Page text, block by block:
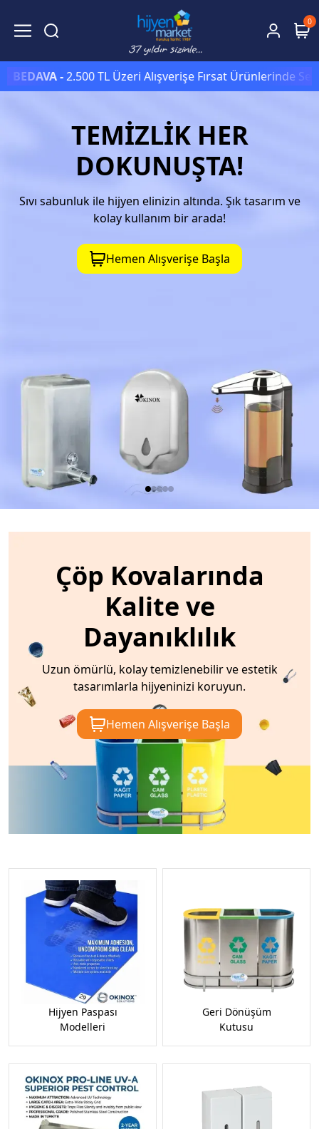
0
-2.500 TL Üzeri Alışverişe Fırsat Ürünlerinde Sepette
TEMİZLİK HER
DOKUNUŞTA!
Sıvı sabunluk ile hijyen elinizin altında. Şık tasarım ve
kolay kullanım bir arada!
Hemen Alışverişe Başla
Çöp Kovalarında
Kalite ve
Dayanıklılık
Uzun ömürlü, kolay temizlenebilir ve estetik
tasarımlarla hijyeninizi koruyun.
Hemen Alışverişe Başla
Hijyen Paspası
Modelleri
Geri Dönüşüm
Kutusu